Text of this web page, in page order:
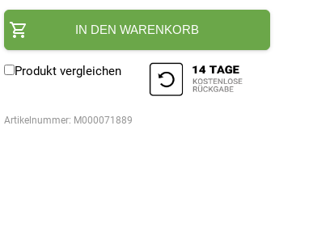
IN DEN WARENKORB
Produkt vergleichen
Artikelnummer: M000071889